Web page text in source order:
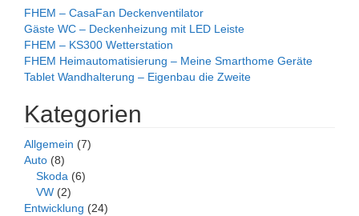
FHEM – CasaFan Deckenventilator
Gäste WC – Deckenheizung mit LED Leiste
FHEM – KS300 Wetterstation
FHEM Heimautomatisierung – Meine Smarthome Geräte
Tablet Wandhalterung – Eigenbau die Zweite
Kategorien
Allgemein (7)
Auto (8)
Skoda (6)
VW (2)
Entwicklung (24)